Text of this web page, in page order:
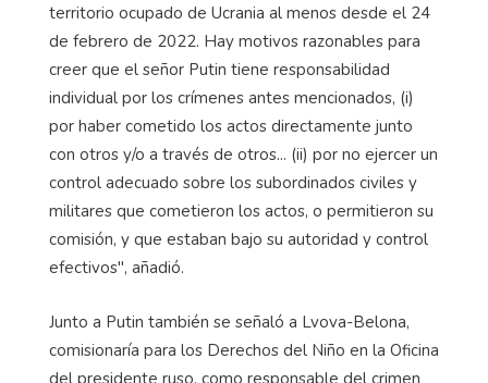
territorio ocupado de Ucrania al menos desde el 24
de febrero de 2022. Hay motivos razonables para
creer que el señor Putin tiene responsabilidad
individual por los crímenes antes mencionados, (i)
por haber cometido los actos directamente junto
con otros y/o a través de otros... (ii) por no ejercer un
control adecuado sobre los subordinados civiles y
militares que cometieron los actos, o permitieron su
comisión, y que estaban bajo su autoridad y control
efectivos", añadió.
Junto a Putin también se señaló a Lvova-Belona,
comisionaría para los Derechos del Niño en la Oficina
del presidente ruso, como responsable del crimen